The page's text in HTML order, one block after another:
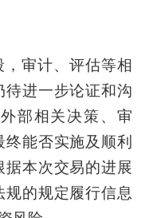
审计、评估等相
进一步论证和沟
部相关决策、审
能否实施及顺利
本次交易的进展
的规定履行信息